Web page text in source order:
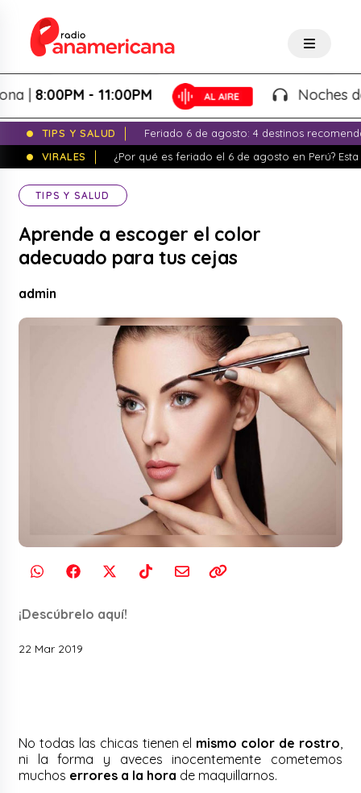
- 11:00PM Noches de
TIPS Y SALUD
Feriado 6 de agosto: 4 destinos
VIRALES
¿Por qué es feriado el 6 de agosto en Perú?
TIPS Y SALUD
Aprende a escoger el color
adecuado para tus cejas
admin
¡Descúbrelo aquí!
22 Mar 2019
No todas las chicas tienen el mismo color de rostro
ni la forma y aveces inocentemente cometemos
muchos errores a la hora de maquillarnos.